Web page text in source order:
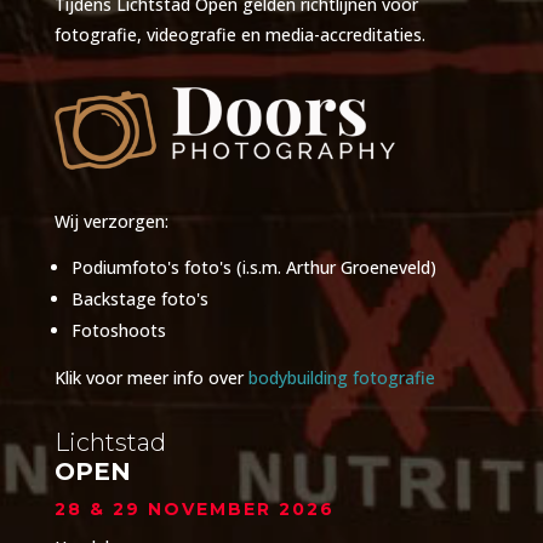
fotografie, videografie en media-accreditaties.
Wij verzorgen:
Podiumfoto's foto's (i.s.m. Arthur Groeneveld)
Backstage foto's
Fotoshoots
Klik voor meer info overbodybuilding fotografie
Lichtstad
OPEN
28 & 29 NOVEMBER 2026